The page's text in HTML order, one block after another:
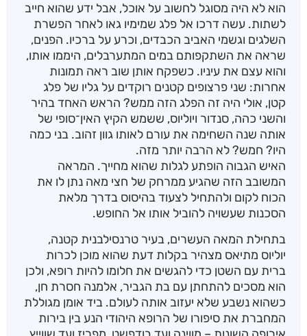
הוא לא היה מסוגל לחשוב על אוכל, אבל ידע שהוא חייב
לשתות. עשה דרכו אל פלג שמימיו גאו לאחר הפשרת
השלגים וגשמי האביב הכבדים, וכרע על ברכיו. הפנים,
שראה את השתקפותם במים המתערבלים, היממו אותו,
והוא עצם את עיניו. כשפקח אותן שוב ראה תמונות
אחרות: שני פרצופים קטנים רוקדים על גליו של פלג
קטן, אולי היה זה הפלג הזה ממש? הראש האחד בהיר
והשני כהה, סנדור ויוליוס, ששמש הקיץ האין־סופי של
אותה שנה השחימה את עורם לאותו גוון זהוב. בני כמה
היו? חמש? לא הרבה יותר מזה.
האיש הגבוה הופתע לגלות שהוא מחייך. המראה
המשובב הזה שהגיע ממרחק של חצי מאה נתן לו את
הכוח לקום ולהתחיל לצעוד בהיסוס בדרך מלאת
הסכנות שעשויה להוביל אותו אל החופש.
בתחילת המאה העשרים, בעיר טרנסילבנית קטנה,
יוליוס מתיאס מצהיר בקלות דעת שהוא מוכן לכרות
ברית עם השטן כדי להגשים את חלומו להיות רופא, ולכן
הוא מסכים להתחתן עם בת הגביר, אלמנה חסרת חן,
כשהוא נשבע שלא יעזוב אותה לעולם. ביד אומן מגוללת
המחברת את סיפורו של הרופא היהודי הנע בין בירות